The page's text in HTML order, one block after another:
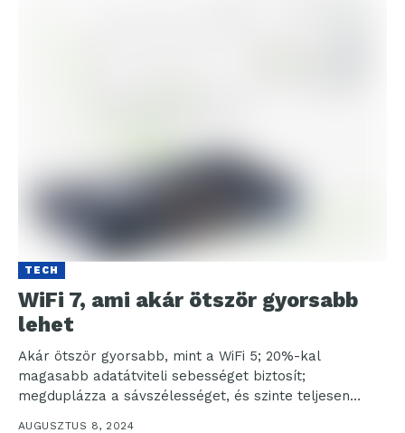
TECH
WiFi 7, ami akár ötször gyorsabb
lehet
Akár ötször gyorsabb, mint a WiFi 5; 20%-kal
magasabb adatátviteli sebességet biztosít;
megduplázza a sávszélességet, és szinte teljesen
AUGUSZTUS 8, 2024